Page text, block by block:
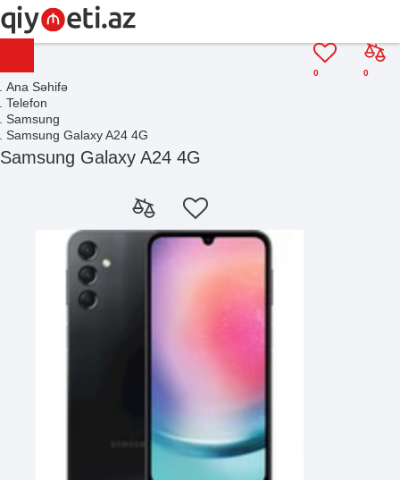
0
0
Ana Səhifə
Telefon
Samsung
Samsung Galaxy A24 4G
Samsung Galaxy A24 4G